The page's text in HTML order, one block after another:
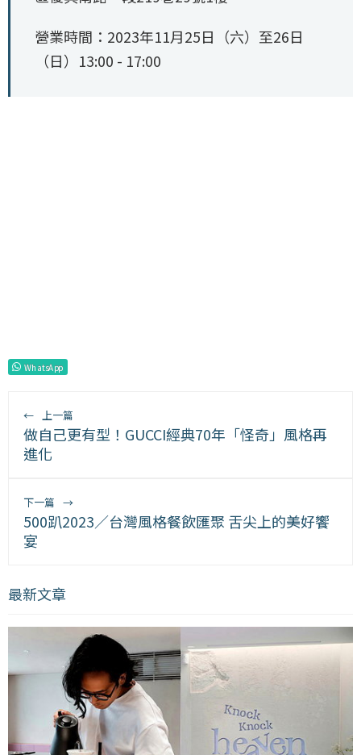
營業時間：2023年11月25日（六）至26日
（日）13:00 - 17:00
WhatsApp
← 上一篇
做自己更有型！GUCCI經典70年「怪奇」風格再
進化
下一篇 →
500趴2023／台灣風格餐飲匯聚 舌尖上的美好饗
宴
最新文章